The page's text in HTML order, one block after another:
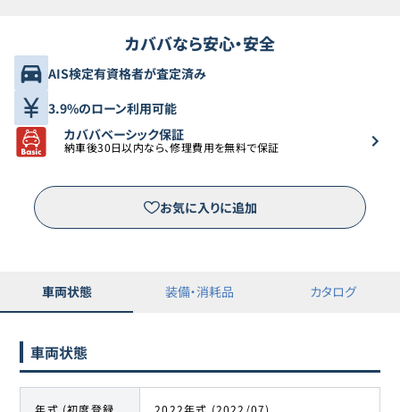
カババなら安心・安全
AIS検定有資格者が査定済み
3.9%のローン利用可能
カババベーシック保証
納車後30日以内なら、修理費用を無料で保証
お気に入りに追加
車両状態 装備・消耗品 カタログ
車両状態
年式 (初度登録
2022年式 (2022/07)